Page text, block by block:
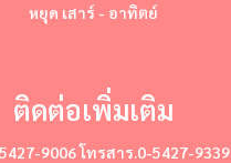
หยุด เสาร์ - อาทิตย์
ติดต่อเพิ่มเติม
9006 โทรสาร.0-5427-9339